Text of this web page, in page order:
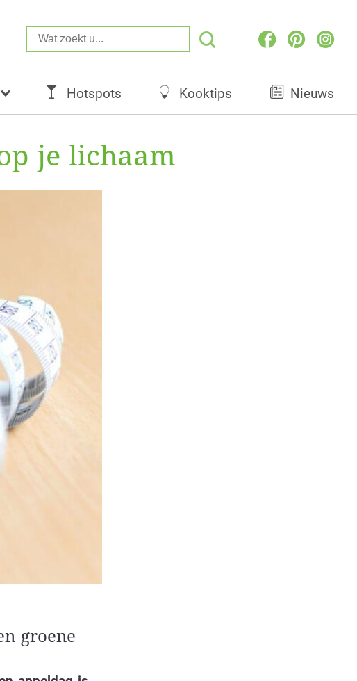
Hotspots Kooktips Nieuws
je lichaam
groene